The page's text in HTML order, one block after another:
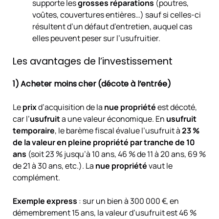
supporte lesgrosses réparations (poutres,
voûtes, couvertures entières…) sauf si celles-ci
résultent d’un défaut d’entretien, auquel cas
elles peuvent peser sur l’usufruitier.
Les avantages de l’investissement
1) Acheter moins cher (décote à l’entrée)
Leprixd’acquisition de la nue propriétéest décoté,
car l’usufruita une valeur économique. En usufruit
temporaire, le barème fiscal évalue l’usufruit à23 %
de la valeur en pleine propriété par tranche de 10
ans (soit 23 % jusqu’à 10 ans, 46 % de 11 à 20 ans, 69 %
de 21 à 30 ans, etc.). La nue propriétévaut le
complément.
Exemple express : sur un bien à 300 000 €, en
démembrement 15 ans, la valeur d’usufruit est 46 %